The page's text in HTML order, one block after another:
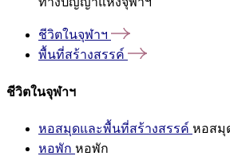
ชีวิตในจุฬาฯ
พื้นที่สร้างสรรค์
ชีวิตในจุฬาฯ
หอสมุดและพื้นที่สร้างสรรค์ หอสมุ
หอพัก หอพัก